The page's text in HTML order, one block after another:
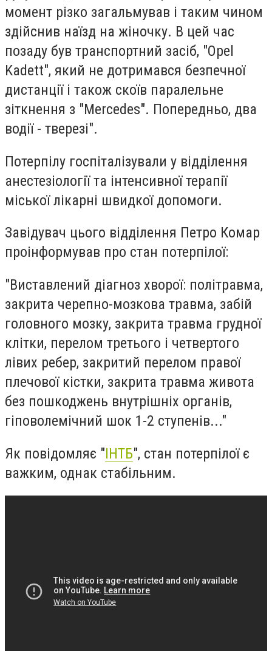
момент різко загальмував і таким чином
здійснив наїзд на жіночку. В цей час
позаду був транспортний засіб, "Opel
Kadett", який не дотримався безпечної
дистанції і також скоїв паралельне
зіткнення з "Mercedes". Попередньо, два
водії - тверезі".
Потерпілу госпіталізували у відділення
анестезіології та інтенсивної терапії
міської лікарні швидкої допомоги.
Завідувач цього відділення Петро Комар
проінформував про стан потерпілої:
"Виставлений діагноз хворої: політравма,
закрита черепно-мозкова травма, забій
головного мозку, закрита травма грудної
клітки, перелом третього і четвертого
лівих ребер, закритий перелом правої
плечової кістки, закрита травма живота
без пошкоджень внутрішніх органів,
гіповолемічний шок 1-2 ступенів..."
Як повідомляє "ІНТБ", стан потерпілої є
важким, однак стабільним.